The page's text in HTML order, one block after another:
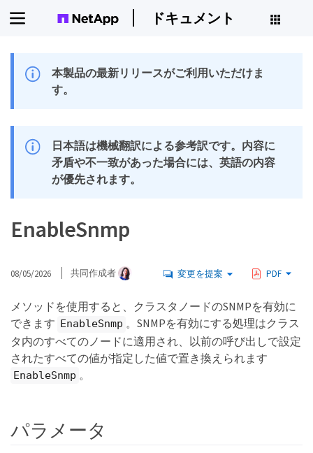
ドキュメント
本製品の最新リリースがご利用いただけま
す。
日本語は機械翻訳による参考訳です。内容に
矛盾や不一致があった場合には、英語の内容
が優先されます。
EnableSnmp
08/05/2026 共同作成者 変更を提案 PDF
メソッドを使用すると、クラスタノードのSNMPを有効に
できます EnableSnmp 。SNMPを有効にする処理はクラス
タ内のすべてのノードに適用され、以前の呼び出しで設定
されたすべての値が指定した値で置き換えられます
EnableSnmp 。
パラメータ